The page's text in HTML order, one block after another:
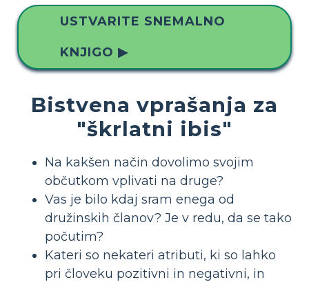
USTVARITE SNEMALNO
KNJIGO ▶
Bistvena vprašanja za
"škrlatni ibis"
Na kakšen način dovolimo svojim
občutkom vplivati na druge?
Vas je bilo kdaj sram enega od
družinskih članov? Je v redu, da se tako
počutim?
Kateri so nekateri atributi, ki so lahko
pri človeku pozitivni in negativni, in